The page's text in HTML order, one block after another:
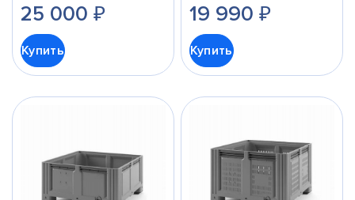
25 000₽
Купить
19 990 ₽
Купить